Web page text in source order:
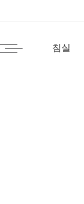
침실